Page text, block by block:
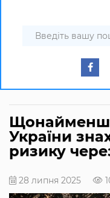
України
ризику
28 липня 2025